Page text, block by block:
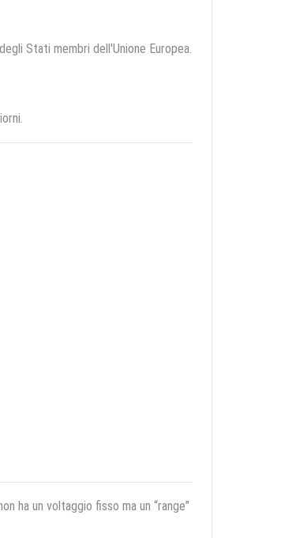
Stati membri dell'Unione Europea.
ha un voltaggio fisso ma un “range”